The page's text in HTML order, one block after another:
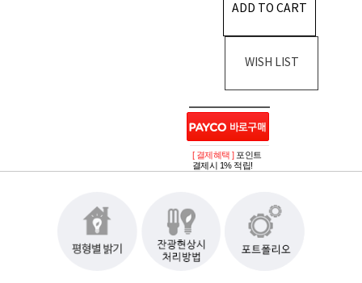
ADD TO CART
WISH LIST
[ 결제혜택 ] 포인트
결제시 1% 적립!